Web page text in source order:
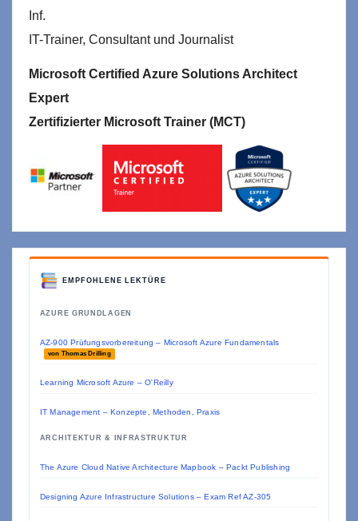
Inf.
IT-Trainer, Consultant und Journalist
Microsoft Certified Azure Solutions Architect
Expert
Zertifizierter Microsoft Trainer (MCT)
EMPFOHLENE LEKTÜRE
AZURE GRUNDLAGEN
AZ-900 Prüfungsvorbereitung – Microsoft Azure Fundamentals
von Thomas Drilling
Learning Microsoft Azure – O'Reilly
IT Management – Konzepte, Methoden, Praxis
ARCHITEKTUR & INFRASTRUKTUR
The Azure Cloud Native Architecture Mapbook – Packt Publishing
Designing Azure Infrastructure Solutions – Exam Ref AZ-305